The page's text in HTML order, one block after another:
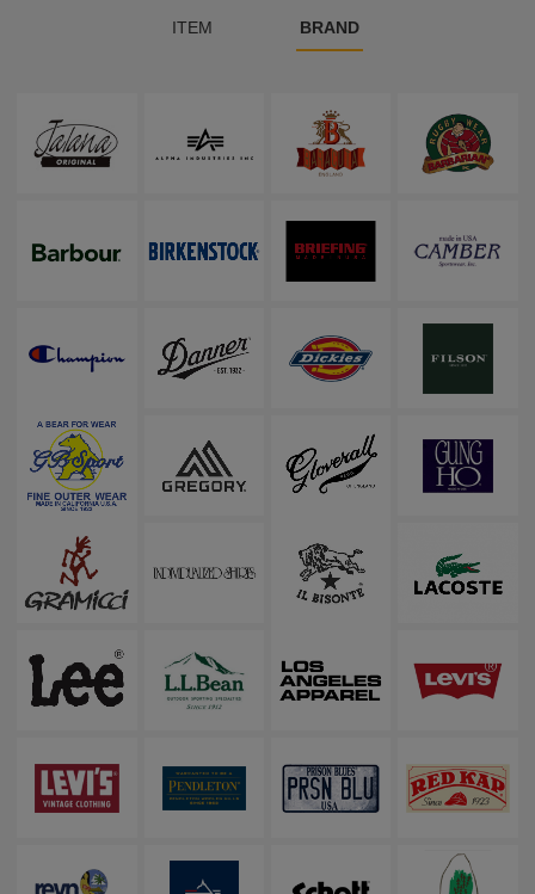
ITEM BRAND